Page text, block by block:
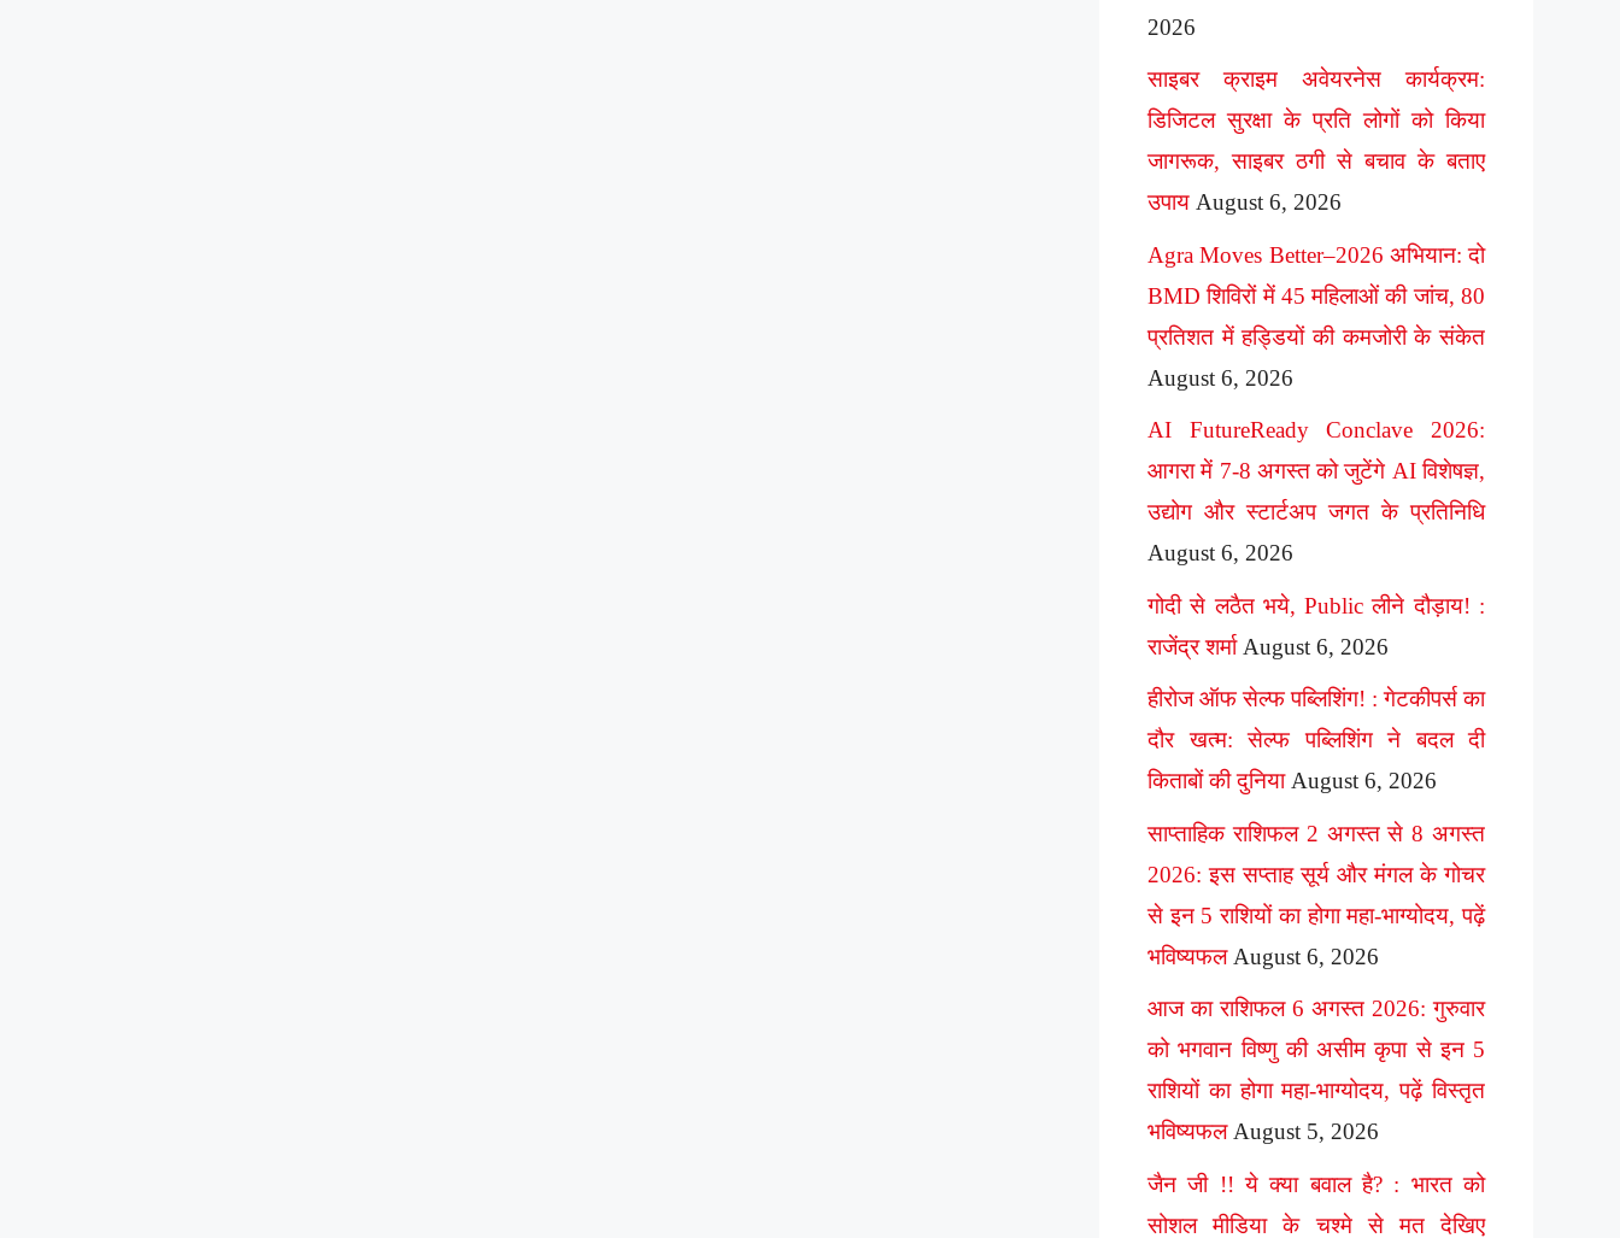
2026
साइबर क्राइम अवेयरनेस कार्यक्रम:
डिजिटल सुरक्षा के प्रति लोगों को किया
जागरूक, साइबर ठगी से बचाव के बताए
उपाय August 6, 2026
Agra Moves Better–2026 अभियान: दो
BMD शिविरों में 45 महिलाओं की जांच, 80
प्रतिशत में हड्डियों की कमजोरी के संकेत
August 6, 2026
AI FutureReady Conclave 2026:
आगरा में 7-8 अगस्त को जुटेंगे AI विशेषज्ञ,
उद्योग और स्टार्टअप जगत के प्रतिनिधि
August 6, 2026
गोदी से लठैत भये, Public लीने दौड़ाय! :
राजेंद्र शर्मा August 6, 2026
हीरोज ऑफ सेल्फ पब्लिशिंग! : गेटकीपर्स का
दौर खत्म: सेल्फ पब्लिशिंग ने बदल दी
किताबों की दुनिया August 6, 2026
साप्ताहिक राशिफल 2 अगस्त से 8 अगस्त
2026: इस सप्ताह सूर्य और मंगल के गोचर
से इन 5 राशियों का होगा महा-भाग्योदय, पढ़ें
भविष्यफल August 6, 2026
आज का राशिफल 6 अगस्त 2026: गुरुवार
को भगवान विष्णु की असीम कृपा से इन 5
राशियों का होगा महा-भाग्योदय, पढ़ें विस्तृत
भविष्यफल August 5, 2026
जैन जी !! ये क्या बवाल है? : भारत को
सोशल मीडिया के चश्मे से मत देखिए